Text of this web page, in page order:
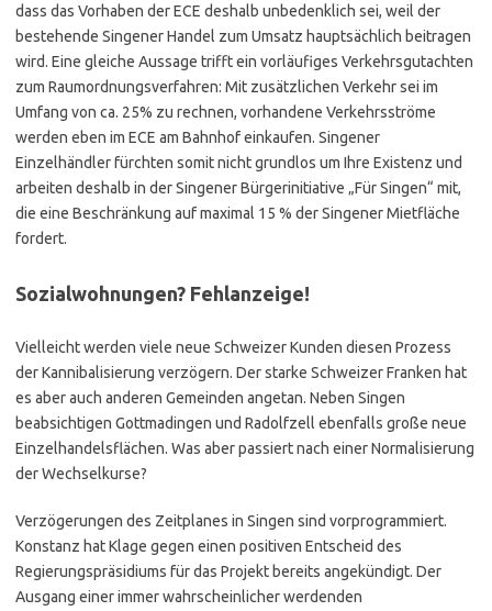
dass das Vorhaben der ECE deshalb unbedenklich sei, weil der
bestehende Singener Handel zum Umsatz hauptsächlich beitragen
wird. Eine gleiche Aussage trifft ein vorläufiges Verkehrsgutachten
zum Raumordnungsverfahren: Mit zusätzlichen Verkehr sei im
Umfang von ca. 25% zu rechnen, vorhandene Verkehrsströme
werden eben im ECE am Bahnhof einkaufen. Singener
Einzelhändler fürchten somit nicht grundlos um Ihre Existenz und
arbeiten deshalb in der Singener Bürgerinitiative „Für Singen“ mit,
die eine Beschränkung auf maximal 15 % der Singener Mietfläche
fordert.
Sozialwohnungen? Fehlanzeige!
Vielleicht werden viele neue Schweizer Kunden diesen Prozess
der Kannibalisierung verzögern. Der starke Schweizer Franken hat
es aber auch anderen Gemeinden angetan. Neben Singen
beabsichtigen Gottmadingen und Radolfzell ebenfalls große neue
Einzelhandelsflächen. Was aber passiert nach einer Normalisierung
der Wechselkurse?
Verzögerungen des Zeitplanes in Singen sind vorprogrammiert.
Konstanz hat Klage gegen einen positiven Entscheid des
Regierungspräsidiums für das Projekt bereits angekündigt. Der
Ausgang einer immer wahrscheinlicher werdenden